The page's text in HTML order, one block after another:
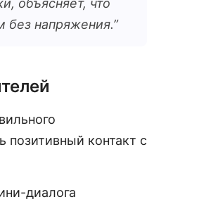
объясняет, что
без напряжения.”
позитивный контакт с
диалога